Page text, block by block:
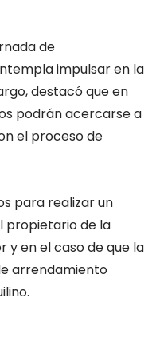
de
impulsar en la
destacó que en
podrán acercarse a
el proceso de
para realizar un
propietario de la
y en el caso de que la
arrendamiento